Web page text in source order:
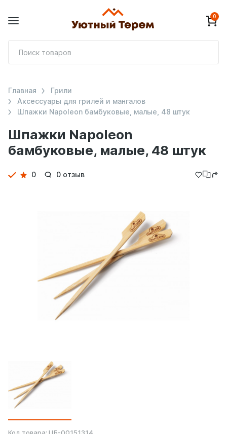
0
Шпажки Napoleon
бамбуковые, малые, 48 штук
Главная
Грили
Аксессуары для грилей и мангалов
Шпажки Napoleon бамбуковые, малые, 48 штук
Детали
0 0 отзыв